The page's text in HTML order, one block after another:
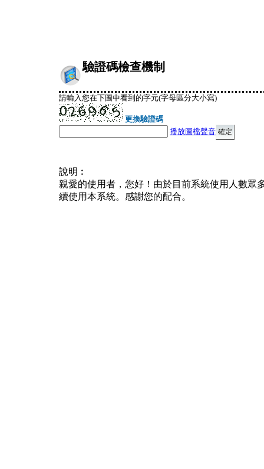
驗證碼檢查機制
請輸入您在下圖中看到的字元(字母區分大小寫)
更換驗證碼
播放圖檔聲音
說明︰
親愛的使用者，您好！由於目前系統使用人數眾
續使用本系統。感謝您的配合。